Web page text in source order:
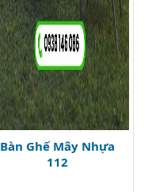
Bàn Ghế Mây Nhựa
112